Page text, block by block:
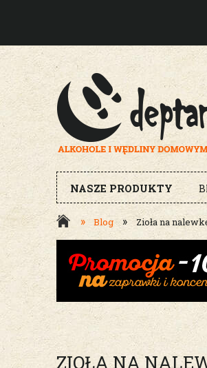
NASZE PRODUKTY
» Blog » Zioła na
ZIOŁA NA